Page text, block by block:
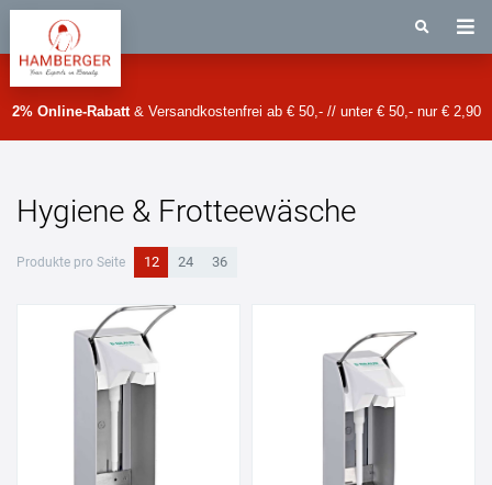
2% Online-Rabatt& Versandkostenfrei ab € 50,- // unter € 50,- nur € 2,90
Hygiene & Frotteewäsche
Produkte pro Seite 12 24 36